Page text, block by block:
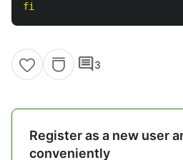
fi
comment3
Register as a new user
conveniently